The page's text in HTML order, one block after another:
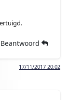
Beantwoord
17/11/2017 20:02